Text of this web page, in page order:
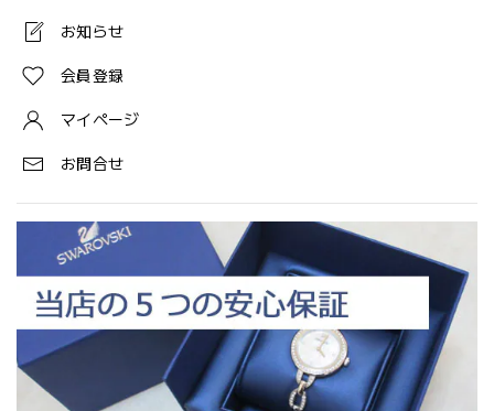
お知らせ
会員登録
マイページ
お問合せ